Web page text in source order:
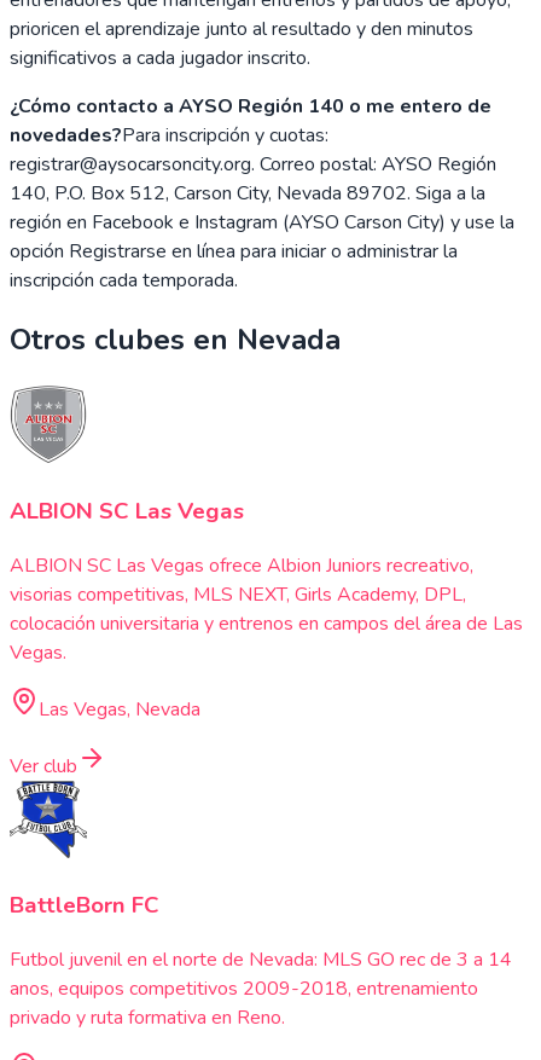
prioricen el aprendizaje junto al resultado y den minutos
significativos a cada jugador inscrito.
¿Cómo contacto a AYSO Región 140 o me entero de
novedades?Para inscripción y cuotas:
registrar@aysocarsoncity.org. Correo postal: AYSO Región
140, P.O. Box 512, Carson City, Nevada 89702. Siga a la
región en Facebook e Instagram (AYSO Carson City) y use la
opción Registrarse en línea para iniciar o administrar la
inscripción cada temporada.
Otros clubes en Nevada
ALBION SC Las Vegas
ALBION SC Las Vegas ofrece Albion Juniors recreativo,
visorias competitivas, MLS NEXT, Girls Academy, DPL,
colocación universitaria y entrenos en campos del área de Las
Vegas.
Las Vegas, Nevada
Ver club
BattleBorn FC
Futbol juvenil en el norte de Nevada: MLS GO rec de 3 a 14
anos, equipos competitivos 2009-2018, entrenamiento
privado y ruta formativa en Reno.